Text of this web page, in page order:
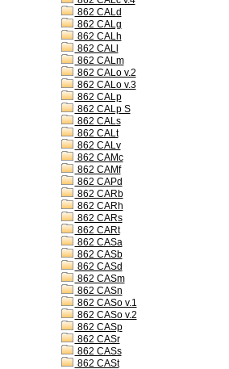
862 CALd
862 CALg
862 CALh
862 CALl
862 CALm
862 CALo v.2
862 CALo v.3
862 CALp
862 CALp S
862 CALs
862 CALt
862 CALv
862 CAMc
862 CAMf
862 CAPd
862 CARb
862 CARh
862 CARs
862 CARt
862 CASa
862 CASb
862 CASd
862 CASm
862 CASn
862 CASo v.1
862 CASo v.2
862 CASp
862 CASr
862 CASs
862 CASt